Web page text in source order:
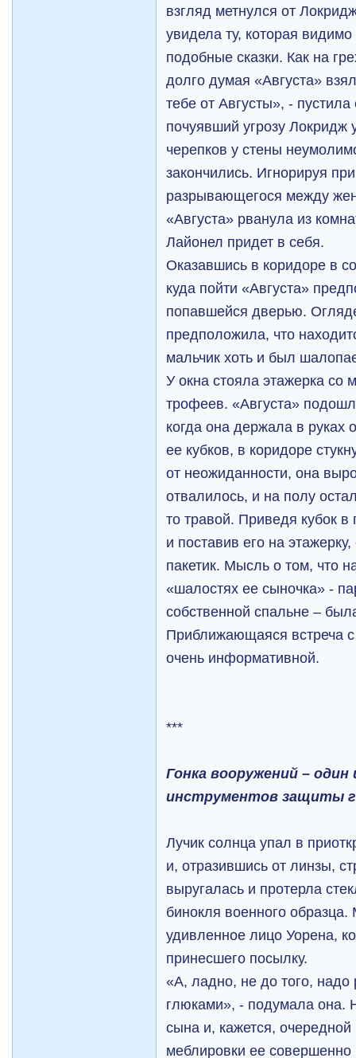
взгляд метнулся от
увидела ту, которая
подобные сказки. Как на
долго думая «Августа»
тебе от Августы», -
почуявший угрозу Локридж
черепков у стены
закончились. Игнорируя
разрывающегося между
«Августа» рванула из
Лайонел придет в себя.
Оказавшись в коридоре в
куда пойти «Августа»
попавшейся дверью.
предположила, что
мальчик хоть и был
У окна стояла этажерка со
трофеев. «Августа»
когда она держала в руках
ее кубков, в коридоре
от неожиданности, она
отвалилось, и на полу
то травой. Приведя кубок
и поставив его на
пакетик. Мысль о том, что
«шалостях ее сыночка» -
собственной спальне –
Приближающаяся встреча
очень информативной.
***
Гонка вооружений –
инструментов защиты
Лучик солнца упал в
и, отразившись от линзы,
выругалась и протерла
бинокля военного
удивленное лицо Уорена,
принесшего посылку.
«А, ладно, не до того, надо
глюками», - подумала она.
сына и, кажется,
меблировки ее